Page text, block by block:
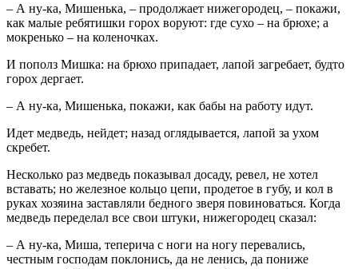
– А ну-ка, Мишенька, – продолжает нижегородец, – покажи,
как малые ребятишки горох воруют: где сухо – на брюхе; а
мокренько – на коленочках.
И пополз Мишка: на брюхо припадает, лапой загребает, будто
горох дергает.
– А ну-ка, Мишенька, покажи, как бабы на работу идут.
Идет медведь, нейдет; назад оглядывается, лапой за ухом
скребет.
Несколько раз медведь показывал досаду, ревел, не хотел
вставать; но железное кольцо цепи, продетое в губу, и кол в
руках хозяина заставляли бедного зверя повиноваться. Когда
медведь переделал все свои штуки, нижегородец сказал:
– А ну-ка, Миша, теперича с ноги на ногу перевались,
честным господам поклонись, да не ленись, да пониже